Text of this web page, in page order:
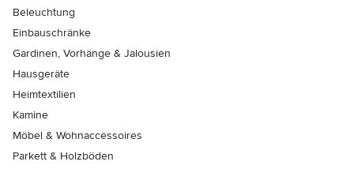
Beleuchtung
Einbauschränke
Gardinen, Vorhänge & Jalousien
Hausgeräte
Heimtextilien
Kamine
Möbel & Wohnaccessoires
Parkett & Holzböden